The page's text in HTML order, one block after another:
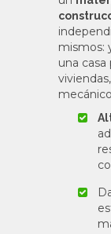
mismos:
una